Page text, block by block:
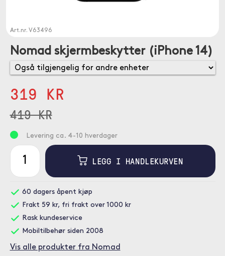
Art.nr. V63496
Nomad skjermbeskytter (iPhone 14)
319 KR
419 KR
Levering ca. 4-10 hverdager
LEGG I HANDLEKURVEN
60 dagers åpent kjøp
Frakt 59 kr, fri frakt over 1000 kr
Rask kundeservice
Mobiltilbehør siden 2008
Vis alle produkter fra Nomad